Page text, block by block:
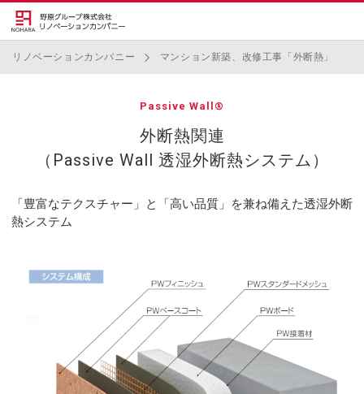
リノベーションカンパニー マンション新築、改修工事「外断熱」
Passive Wall®
外断熱関連
（Passive Wall 透湿外断熱システム）
「豊富なテクスチャー」と「高い品質」を兼ね備えた透湿外断
熱システム